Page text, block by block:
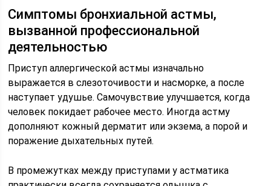
Симптомы бронхиальной астмы,
вызванной профессиональной
деятельностью
Приступ аллергической астмы изначально
выражается в слезоточивости и насморке, а после
наступает удушье. Самочувствие улучшается, когда
человек покидает рабочее место. Иногда астму
дополняют кожный дерматит или экзема, а порой и
поражение дыхательных путей.
В промежутках между приступами у астматика